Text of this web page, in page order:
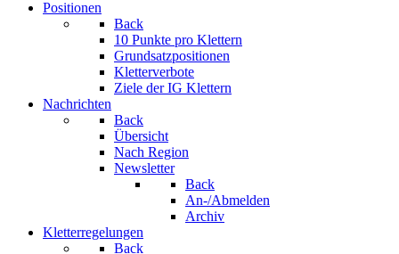
Positionen
Back
10 Punkte pro Klettern
Grundsatzpositionen
Kletterverbote
Ziele der IG Klettern
Nachrichten
Back
Übersicht
Nach Region
Newsletter
Back
An-/Abmelden
Archiv
Kletterregelungen
Back